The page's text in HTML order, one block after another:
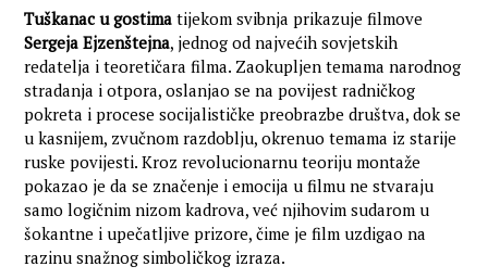
Tuškanac u gostima tijekom svibnja prikazuje filmove
Sergeja Ejzenštejna, jednog od najvećih sovjetskih
redatelja i teoretičara filma. Zaokupljen temama narodnog
stradanja i otpora, oslanjao se na povijest radničkog
pokreta i procese socijalističke preobrazbe društva, dok se
u kasnijem, zvučnom razdoblju, okrenuo temama iz starije
ruske povijesti. Kroz revolucionarnu teoriju montaže
pokazao je da se značenje i emocija u filmu ne stvaraju
samo logičnim nizom kadrova, već njihovim sudarom u
šokantne i upečatljive prizore, čime je film uzdigao na
razinu snažnog simboličkog izraza.